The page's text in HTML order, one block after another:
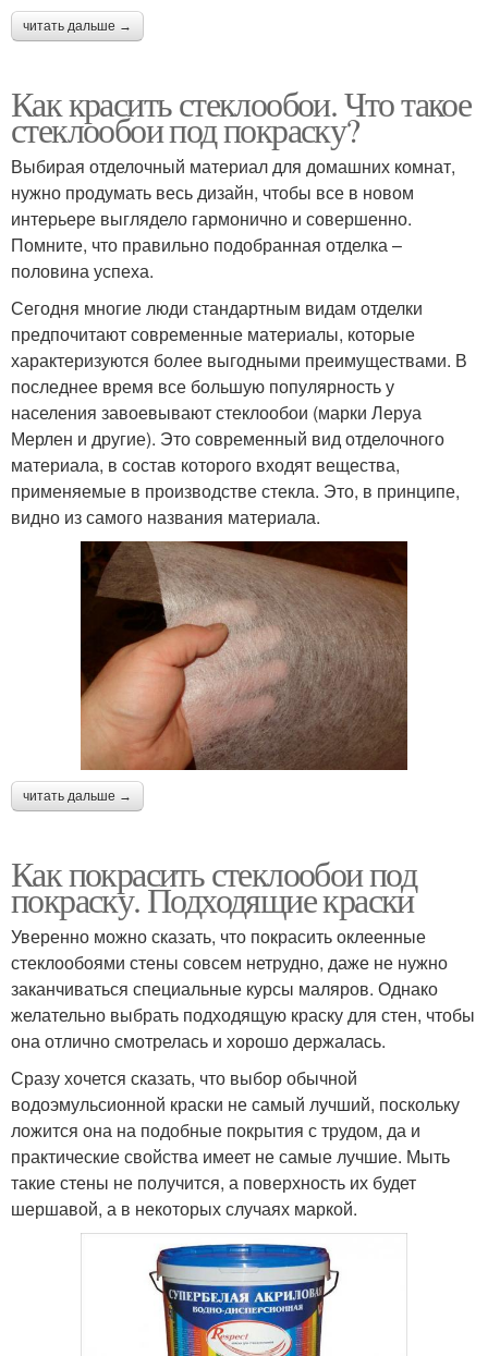
читать дальше →
Как красить стеклообои. Что такое
стеклообои под покраску?
Выбирая отделочный материал для домашних комнат,
нужно продумать весь дизайн, чтобы все в новом
интерьере выглядело гармонично и совершенно.
Помните, что правильно подобранная отделка –
половина успеха.
Сегодня многие люди стандартным видам отделки
предпочитают современные материалы, которые
характеризуются более выгодными преимуществами. В
последнее время все большую популярность у
населения завоевывают стеклообои (марки Леруа
Мерлен и другие). Это современный вид отделочного
материала, в состав которого входят вещества,
применяемые в производстве стекла. Это, в принципе,
видно из самого названия материала.
читать дальше →
Как покрасить стеклообои под
покраску. Подходящие краски
Уверенно можно сказать, что покрасить оклеенные
стеклообоями стены совсем нетрудно, даже не нужно
заканчиваться специальные курсы маляров. Однако
желательно выбрать подходящую краску для стен, чтобы
она отлично смотрелась и хорошо держалась.
Сразу хочется сказать, что выбор обычной
водоэмульсионной краски не самый лучший, поскольку
ложится она на подобные покрытия с трудом, да и
практические свойства имеет не самые лучшие. Мыть
такие стены не получится, а поверхность их будет
шершавой, а в некоторых случаях маркой.